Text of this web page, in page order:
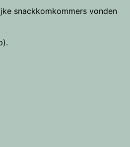
snackkomkommers vonden